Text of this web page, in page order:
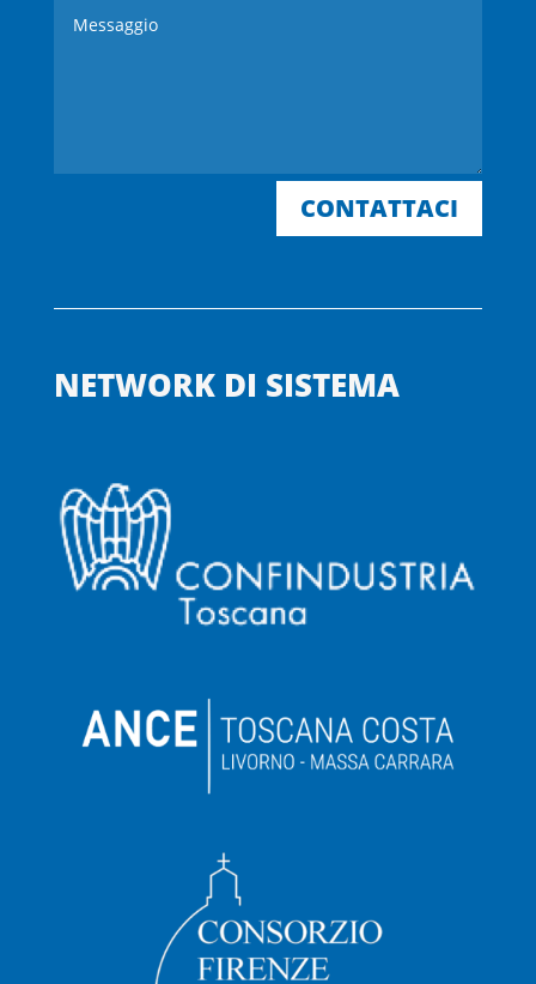
CONTATTACI
NETWORK DI SISTEMA